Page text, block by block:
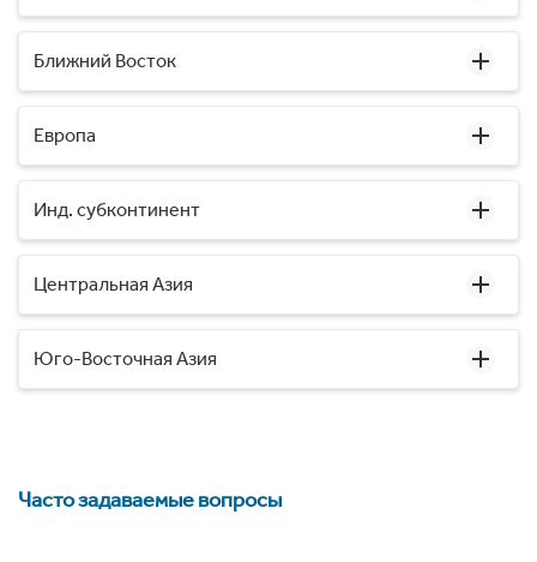
Ближний Восток
Европа
Инд. субконтинент
Центральная Азия
Юго-Восточная Азия
Часто задаваемые вопросы